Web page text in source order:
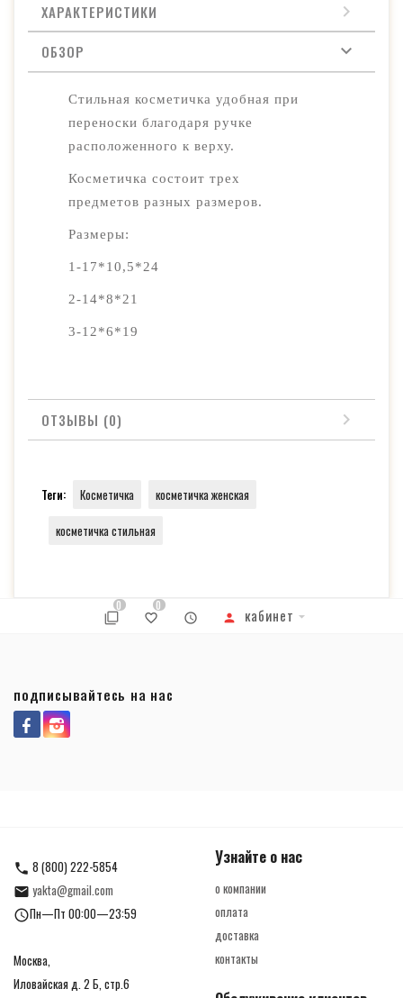
ХАРАКТЕРИСТИКИ
ОБЗОР
Стильная косметичка удобная при
переноски благодаря ручке
расположенного к верху.
Косметичка состоит трех
предметов разных размеров.
Размеры:
1-17*10,5*24
2-14*8*21
3-12*6*19
ОТЗЫВЫ (0)
Теги: Косметичка
косметичка женская
косметичка стильная
0 0 кабинет
подписывайтесь на нас
8 (800) 222-5854
yakta@gmail.com
Пн—Пт 00:00—23:59
Москва,
Иловайская д. 2 Б, стр.6
Узнайте о нас
о компании
оплата
доставка
контакты